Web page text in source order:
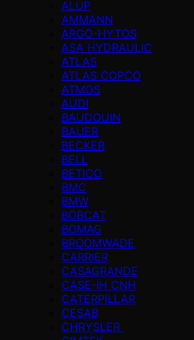
ALUP
AMMANN
ARGO-HYTOS
ASA HYDRAULIC
ATLAS
ATLAS COPCO
ATMOS
AUDI
BAUDOUIN
BAUER
BECKER
BELL
BETICO
BMC
BMW
BOBCAT
BOMAG
BROOMWADE
CARRIER
CASAGRANDE
CASE-IH CNH
CATERPILLAR
CESAB
CHRYSLER